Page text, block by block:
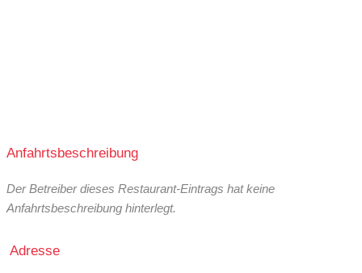
Anfahrtsbeschreibung
Der Betreiber dieses Restaurant-Eintrags hat keine
Anfahrtsbeschreibung hinterlegt.
Adresse